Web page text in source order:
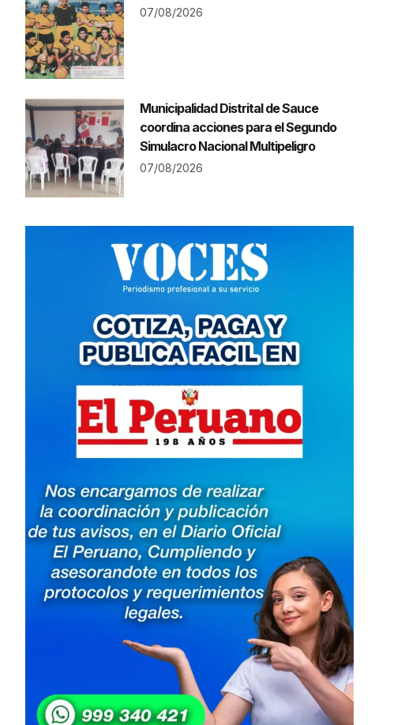
07/08/2026
Municipalidad Distrital de Sauce
coordina acciones para el Segundo
Simulacro Nacional Multipeligro
07/08/2026